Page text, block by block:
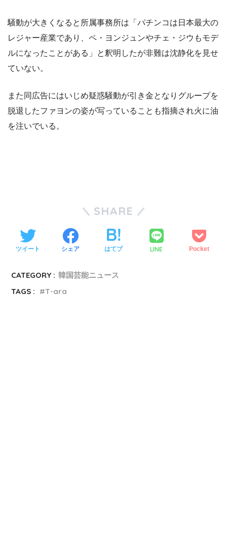
騒動が大きくなると所属事務所は「パチンコは日本最大の
レジャー産業であり、ペ・ヨンジュンやチェ・ジウもモデ
ルになったことがある」と釈明したが非難は沈静化を見せ
ていない。
また同広告にはいじめ疑惑騒動が引き金となりグループを
脱退したファヨンの姿が写っていることも指摘され火に油
を注いでいる。
SHARE
ツイート シェア はてブ LINE Pocket
CATEGORY : 韓国芸能ニュース
TAGS :
T-ara